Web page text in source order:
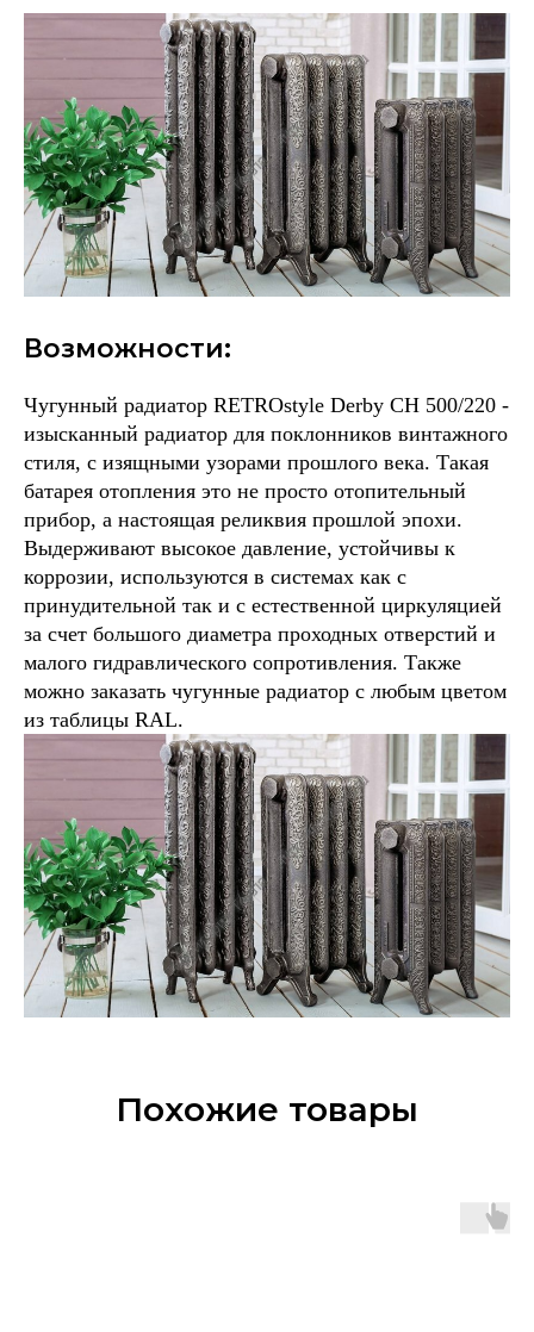
Возможности:
Чугунный радиатор RETROstyle Derby CH 500/220 -
изысканный радиатор для поклонников винтажного
стиля, с изящными узорами прошлого века. Такая
батарея отопления это не просто отопительный
прибор, а настоящая реликвия прошлой эпохи.
Выдерживают высокое давление, устойчивы к
коррозии, используются в системах как с
принудительной так и с естественной циркуляцией
за счет большого диаметра проходных отверстий и
малого гидравлического сопротивления. Также
можно заказать чугунные радиатор с любым цветом
из таблицы RAL.
Похожие товары